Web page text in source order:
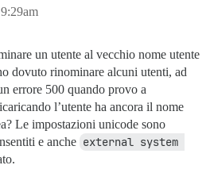
un utente al vecchio nome utente
dovuto rinominare alcuni utenti, ad
errore 500 quando provo a
l’utente ha ancora il nome
Le impostazioni unicode sono
e anche external system